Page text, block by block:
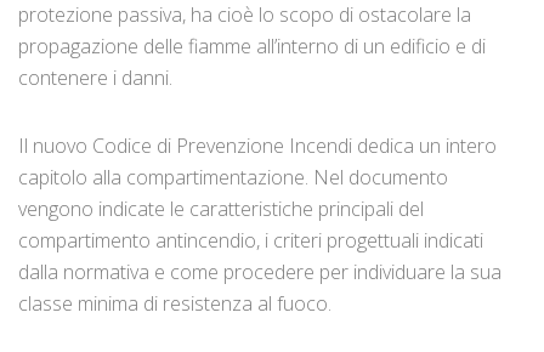
protezione passiva, ha cioè lo scopo di ostacolare la
propagazione delle fiamme all’interno di un edificio e di
contenere i danni.
Il nuovo Codice di Prevenzione Incendi dedica un intero
capitolo alla compartimentazione. Nel documento
vengono indicate le caratteristiche principali del
compartimento antincendio, i criteri progettuali indicati
dalla normativa e come procedere per individuare la sua
classe minima di resistenza al fuoco.